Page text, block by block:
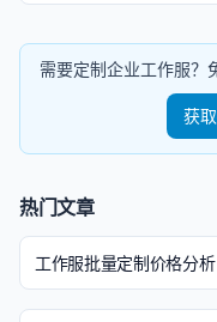
需要定制企业工作服？
获
热门文章
工作服批量定制价格分析